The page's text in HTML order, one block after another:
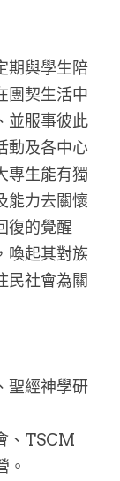
期與學生陪
團契生活中
並服事彼此
動及各中心
專生能有獨
能力去關懷
復的覺醒
喚起其對族
民社會為關
聖經神學研
、TSCM
。